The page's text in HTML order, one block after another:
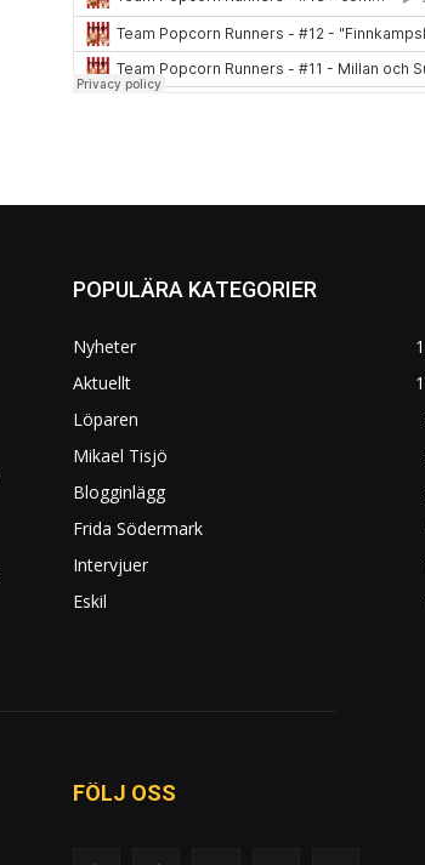
POPULÄRA KATEGORIER
Nyheter
Aktuellt
Löparen
Mikael Tisjö
Blogginlägg
Frida Södermark
Intervjuer
Eskil
FÖLJ OSS